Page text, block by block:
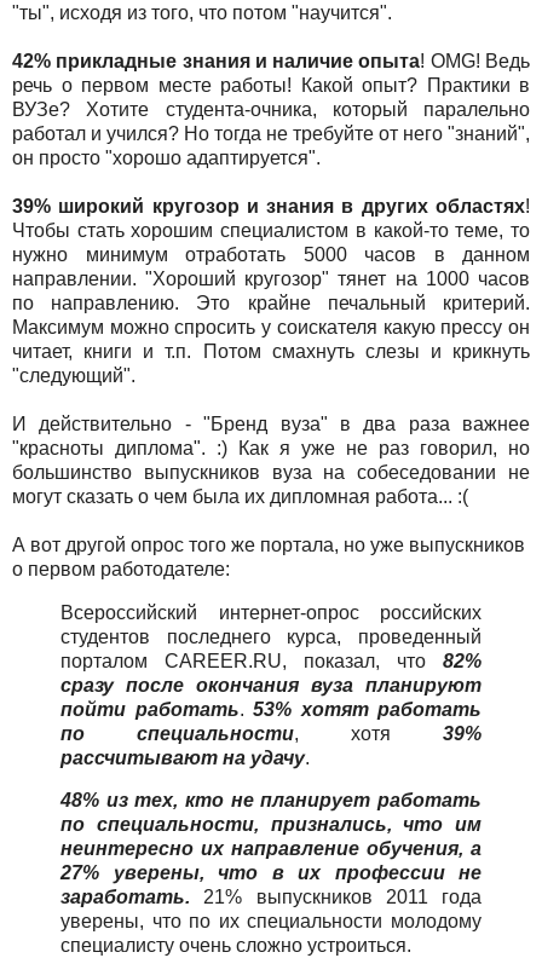
"ты", исходя из того, что потом "научится".
42% прикладные знания и наличие опыта! OMG! Ведь
речь о первом месте работы! Какой опыт? Практики в
ВУЗе? Хотите студента-очника, который паралельно
работал и учился? Но тогда не требуйте от него "знаний",
он просто "хорошо адаптируется".
39% широкий кругозор и знания в других областях!
Чтобы стать хорошим специалистом в какой-то теме, то
нужно минимум отработать 5000 часов в данном
направлении. "Хороший кругозор" тянет на 1000 часов
по направлению. Это крайне печальный критерий.
Максимум можно спросить у соискателя какую прессу он
читает, книги и т.п. Потом смахнуть слезы и крикнуть
"следующий".
И действительно - "Бренд вуза" в два раза важнее
"красноты диплома". :) Как я уже не раз говорил, но
большинство выпускников вуза на собеседовании не
могут сказать о чем была их дипломная работа... :(
А вот другой опрос того же портала, но уже выпускников
о первом работодателе:
Всероссийский интернет-опрос российских
студентов последнего курса, проведенный
порталом CAREER.RU, показал, что 82%
сразу после окончания вуза планируют
пойти работать. 53% хотят работать
по специальности, хотя 39%
рассчитывают на удачу.
48% из тех, кто не планирует работать
по специальности, признались, что им
неинтересно их направление обучения, а
27% уверены, что в их профессии не
заработать. 21% выпускников 2011 года
уверены, что по их специальности молодому
специалисту очень сложно устроиться.